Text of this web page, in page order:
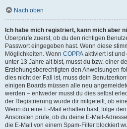
Nach oben
Ich habe mich registriert, kann mich aber
Überprüfe zuerst, ob du den richtigen
Passwort eingegeben hast. Wenn diese
Möglichkeiten. Wenn COPPA aktiviert ist und
unter 13 Jahre alt bist, musst du bzw. einer
Erziehungsberechtigten den Anweisungen
dies nicht der Fall ist, muss dein
einigen Boards müssen alle neu
werden – entweder musst du dies selbst
der Registrierung wurde dir mitgeteilt, ob
Wenn du eine E-Mail erhalten hast, folge
Ansonsten prüfe, ob du deine E-Mail-
die E-Mail von einem Spam-Filter blockiert